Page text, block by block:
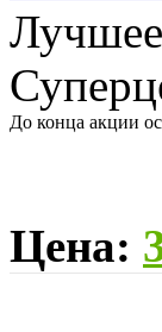
До конца акции
Цена: